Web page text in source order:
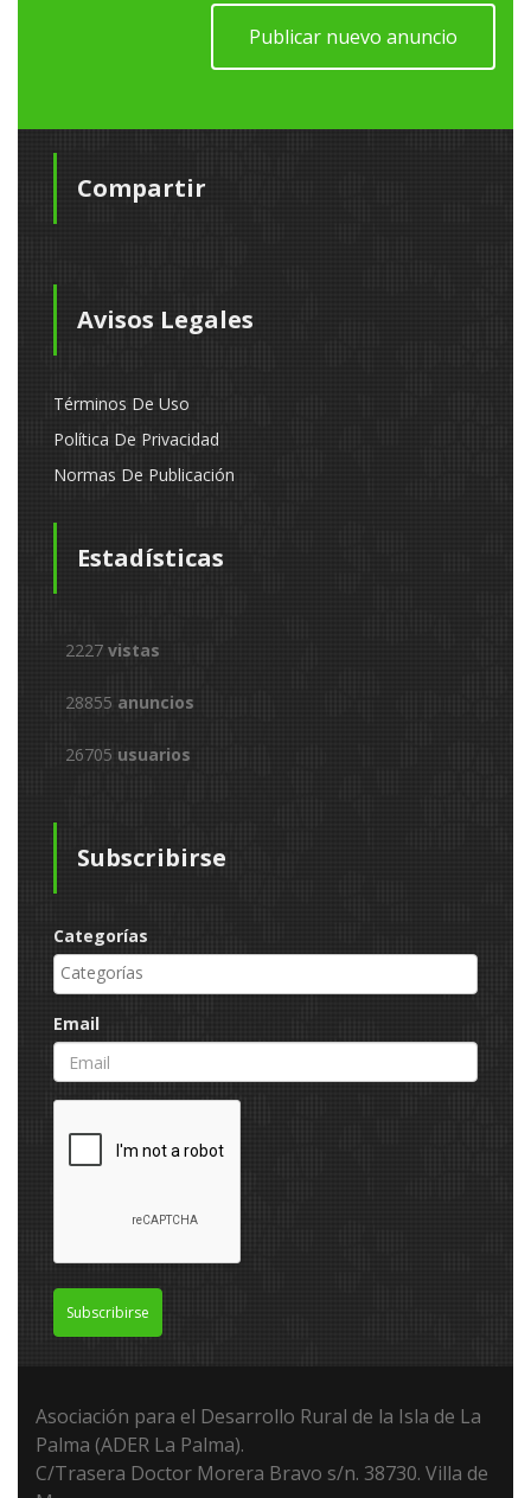
Publicar nuevo anuncio
Compartir
Avisos Legales
Términos De Uso
Política De Privacidad
Normas De Publicación
Estadísticas
2227 vistas
28855 anuncios
26705 usuarios
Subscribirse
Categorías
Email
Subscribirse
Asociación para el Desarrollo Rural de la Isla de La
Palma (ADER La Palma).
C/Trasera Doctor Morera Bravo s/n. 38730. Villa de